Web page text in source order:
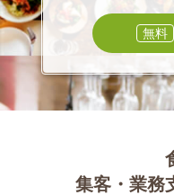
無料
集客・業務